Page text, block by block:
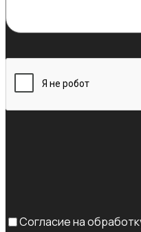
Согласие на